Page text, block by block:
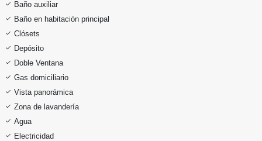
Baño auxiliar
Baño en habitación principal
Clósets
Depósito
Doble Ventana
Gas domiciliario
Vista panorámica
Zona de lavandería
Agua
Electricidad